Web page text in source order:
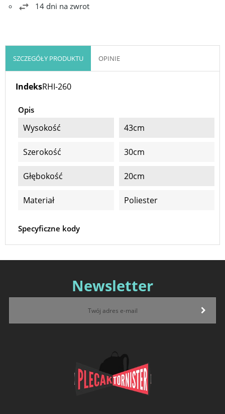
14 dni na zwrot
SZCZEGÓŁY PRODUKTU OPINIE
IndeksRHI-260
Opis
Wysokość 43cm
Szerokość 30cm
Głębokość 20cm
Materiał Poliester
Specyficzne kody
Newsletter